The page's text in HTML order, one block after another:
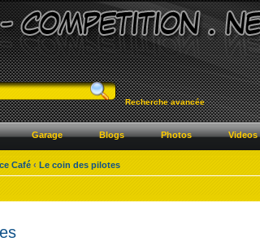
Recherche avancée
Garage Blogs Photos Videos
Café ‹ Le coin des pilotes